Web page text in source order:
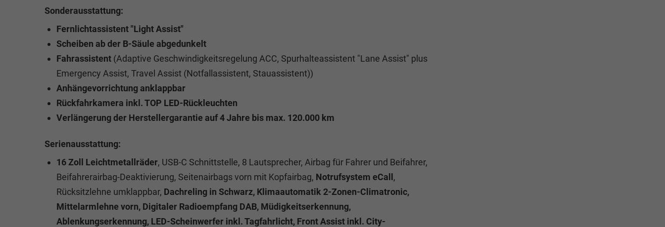
Sonderausstattung:
Fernlichtassistent "Light Assist"
Scheiben ab der B-Säule abgedunkelt
Fahrassistent (Adaptive Geschwindigkeitsregelung ACC, Spurhalteassistent "Lane Assist" plus
Emergency Assist, Travel Assist (Notfallassistent, Stauassistent))
Anhängevorrichtung anklappbar
Rückfahrkamera inkl. TOP LED-Rückleuchten
Verlängerung der Herstellergarantie auf 4 Jahre bis max. 120.000 km
Serienausstattung:
16 Zoll Leichtmetallräder, USB-C Schnittstelle, 8 Lautsprecher, Airbag für Fahrer und Beifahrer,
Beifahrerairbag-Deaktivierung, Seitenairbags vorn mit Kopfairbag, Notrufsystem eCall,
Rücksitzlehne umklappbar, Dachreling in Schwarz, Klimaautomatik 2-Zonen-Climatronic,
Mittelarmlehne vorn, Digitaler Radioempfang DAB, Müdigkeitserkennung,
Ablenkungserkennung, LED-Scheinwerfer inkl. Tagfahrlicht, Front Assist inkl. City-